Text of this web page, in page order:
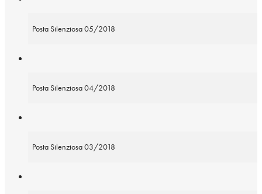
Posta Silenziosa 05/2018
Posta Silenziosa 04/2018
Posta Silenziosa 03/2018